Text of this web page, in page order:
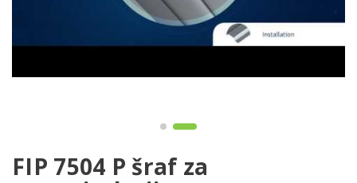
FIP 7504 P šraf za